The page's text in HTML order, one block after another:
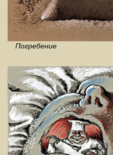
Погребение